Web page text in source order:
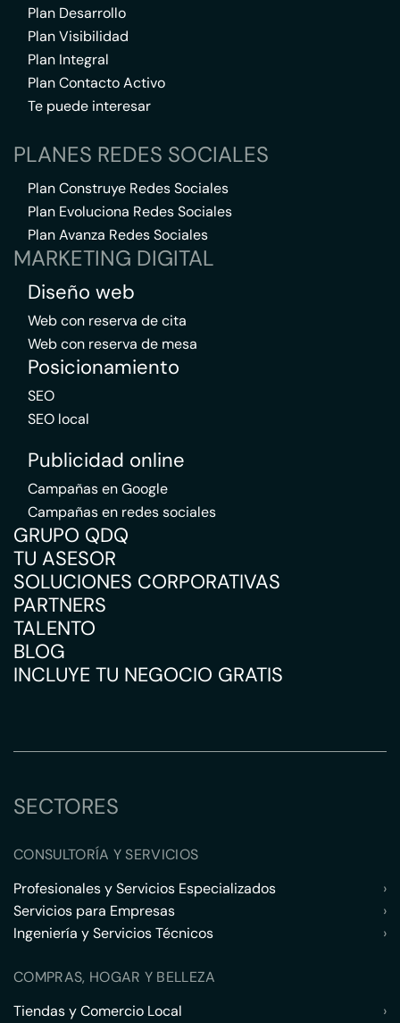
Plan Desarrollo
Plan Visibilidad
Plan Integral
Plan Contacto Activo
Te puede interesar
PLANES REDES SOCIALES
Plan Construye Redes Sociales
Plan Evoluciona Redes Sociales
Plan Avanza Redes Sociales
MARKETING DIGITAL
Diseño web
Web con reserva de cita
Web con reserva de mesa
Posicionamiento
SEO
SEO local
Publicidad online
Campañas en Google
Campañas en redes sociales
GRUPO QDQ
TU ASESOR
SOLUCIONES CORPORATIVAS
PARTNERS
TALENTO
BLOG
INCLUYE TU NEGOCIO GRATIS
SECTORES
CONSULTORÍA Y SERVICIOS
Profesionales y Servicios Especializados
›
Servicios para Empresas
›
Ingeniería y Servicios Técnicos
›
COMPRAS, HOGAR Y BELLEZA
Tiendas y Comercio Local
›